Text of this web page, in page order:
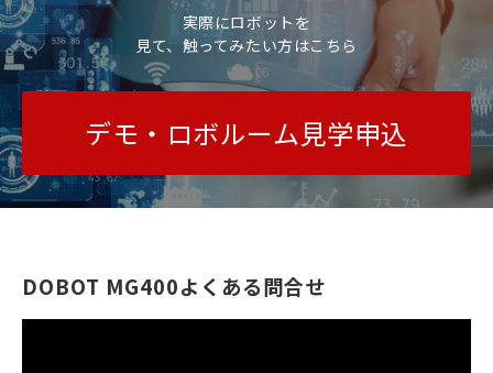
導入事例
セミナー
資料ダウンロード一覧
ブログ-お役立ち情報-
実際にロボットを
見て、触ってみたい方はこちら
デモ・ロボルーム見学申込
DOBOT MG400よくある問合せ